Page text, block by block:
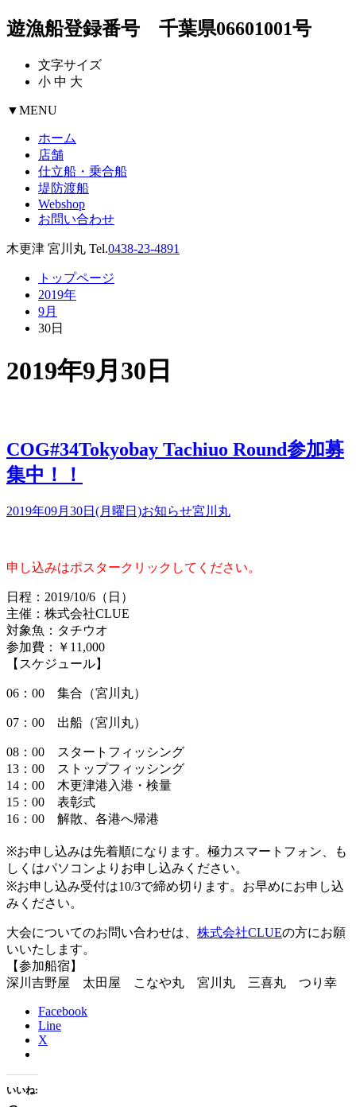
遊漁船登録番号 千葉県06601001号
文字サイズ
小 中 大
▼MENU
ホーム
店舗
仕立船・乗合船
堤防渡船
Webshop
お問い合わせ
木更津 宮川丸 Tel.0438-23-4891
トップページ
2019年
9月
30日
2019年9月30日
COG#34Tokyobay Tachiuo Round参加募
集中！！
2019年09月30日(月曜日)お知らせ宮川丸
申し込みはポスタークリックしてください。
日程： 2019/10/6 （日）
主催：株式会社CLUE
対象魚：タチウオ
参加費：￥ 11,000
【スケジュール】
06：00 集合（宮川丸）
07：00 出船（宮川丸）
08 ： 00 スタートフィッシング
13 ： 00 ストップフィッシング
14 ： 00 木更津港入港・検量
15 ： 00 表彰式
16 ： 00 解散、各港へ帰港
※お申し込みは先着順になります。極力スマートフォン、も
しくはパソコンよりお申し込みください。
※お申し込み受付は10/3で締め切ります。お早めにお申し込
みください。
大会についてのお問い合わせは、 株式会社CLUEの方にお願
いいたします。
【参加船宿】
深川吉野屋 太田屋 こなや丸 宮川丸 三喜丸 つり幸
Facebook
Line
X
いいね: